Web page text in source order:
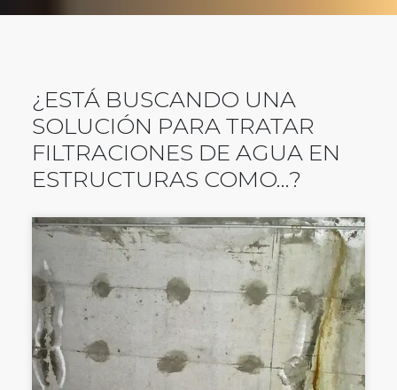
¿ESTÁ BUSCANDO UNA
SOLUCIÓN PARA TRATAR
FILTRACIONES DE AGUA EN
ESTRUCTURAS COMO...?